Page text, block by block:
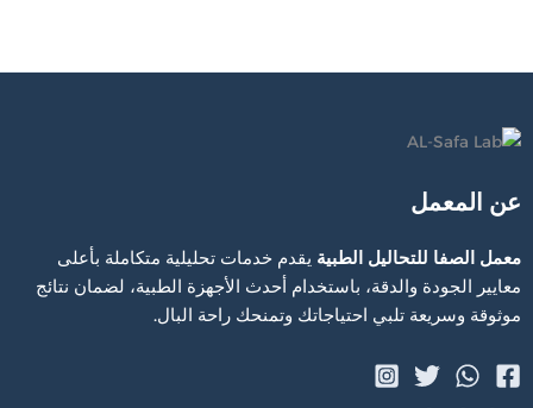
عن المعمل
معمل الصفا للتحاليل الطبية يقدم خدمات تحليلية متكاملة بأعلى
معايير الجودة والدقة، باستخدام أحدث الأجهزة الطبية، لضمان نتائج
موثوقة وسريعة تلبي احتياجاتك وتمنحك راحة البال.